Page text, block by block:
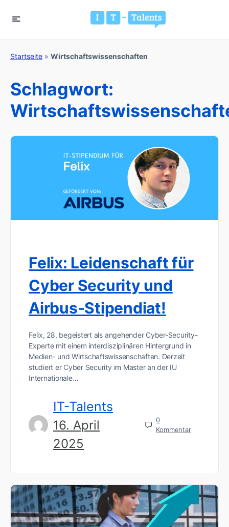
Startseite » Wirtschaftswissenschaften
Schlagwort:
Felix: Leidenschaft für
Cyber Security und
Airbus-Stipendiat!
Felix, 28, begeistert als angehender Cyber-Security-
Experte mit einem interdisziplinären Hintergrund in
Medien- und Wirtschaftswissenschaften. Derzeit
studiert er Cyber Security im Master an der IU
Internationale…
IT-Talents
16. April
2025
0
Kommentar